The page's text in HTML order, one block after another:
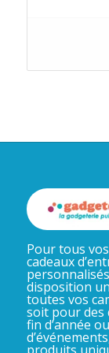
Pour tous
cadeaux
disposition
toutes vos
soit pour des
fin d’année